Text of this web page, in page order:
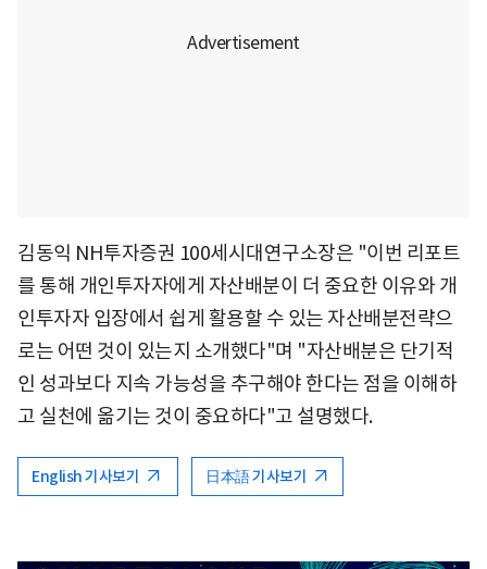
김동익 NH투자증권 100세시대연구소장은 "이번 리포트
를 통해 개인투자자에게 자산배분이 더 중요한 이유와 개
인투자자 입장에서 쉽게 활용할 수 있는 자산배분전략으
로는 어떤 것이 있는지 소개했다"며 "자산배분은 단기적
인 성과보다 지속 가능성을 추구해야 한다는 점을 이해하
고 실천에 옮기는 것이 중요하다"고 설명했다.
English 기사보기 日本語 기사보기